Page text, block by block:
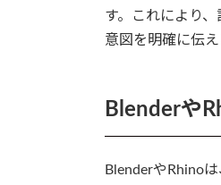
す。これにより
意図を明確に伝え
Blenderや
BlenderやRhino